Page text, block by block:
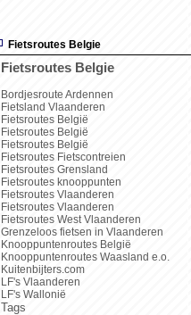
Fietsroutes Belgie
Fietsroutes Belgie
Bordjesroute Ardennen
Fietsland Vlaanderen
Fietsroutes België
Fietsroutes België
Fietsroutes België
Fietsroutes Fietscontreien
Fietsroutes Grensland
Fietsroutes knooppunten
Fietsroutes Vlaanderen
Fietsroutes Vlaanderen
Fietsroutes West Vlaanderen
Grenzeloos fietsen in Vlaanderen
Knooppuntenroutes België
Knooppuntenroutes Waasland e.o.
Kuitenbijters.com
LF's Vlaanderen
LF's Wallonië
Tags